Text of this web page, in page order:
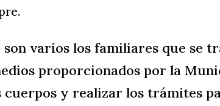
varios los familiares que se
proporcionados por la
cuerpos y realizar los trámites